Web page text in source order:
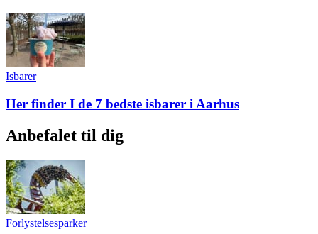
Isbarer
Her finder I de 7 bedste isbarer i Aarhus
Anbefalet til dig
Forlystelsesparker